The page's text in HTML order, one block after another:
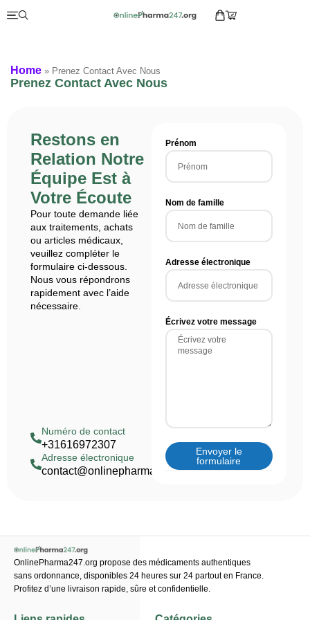
Home » Prenez Contact Avec Nous
Prenez Contact Avec Nous
Restons en
Relation Notre
Équipe Est à
Votre Écoute
Pour toute demande liée
aux traitements, achats
ou articles médicaux,
veuillez compléter le
formulaire ci-dessous.
Nous vous répondrons
rapidement avec l’aide
nécessaire.
Numéro de contact
+31616972307
Adresse électronique
contact@onlinepharma247.org
Prénom
Nom de famille
Adresse électronique
Écrivez votre message
Envoyer le
formulaire
OnlinePharma247.org propose des médicaments authentiques
sans ordonnance, disponibles 24 heures sur 24 partout en France.
Profitez d’une livraison rapide, sûre et confidentielle.